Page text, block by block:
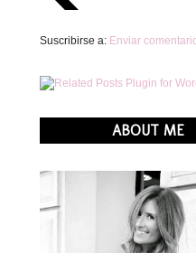
Suscribirse a: Enviar
ABOUT ME